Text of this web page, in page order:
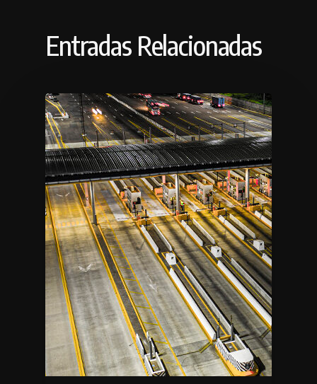
Entradas Relacionadas